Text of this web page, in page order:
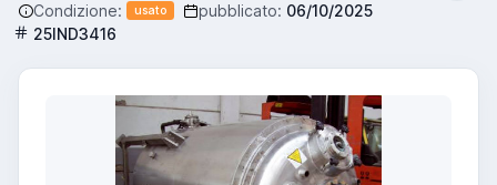
Condizione: usato pubblicato: 06/10/2025
25IND3416